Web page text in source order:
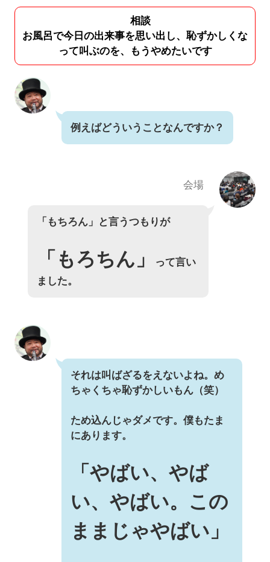
相談
お風呂で今日の出来事を思い出し、恥ずかしくな
って叫ぶのを、もうやめたいです
例えばどういうことなんですか？
会場
「もちろん」と言うつもりが
「もろちん」
って言い
ました。
それは叫ばざるをえないよね。め
ちゃくちゃ恥ずかしいもん（笑）
ため込んじゃダメです。僕もたま
にあります。
「やばい、やば
い、やばい。この
ままじゃやばい」